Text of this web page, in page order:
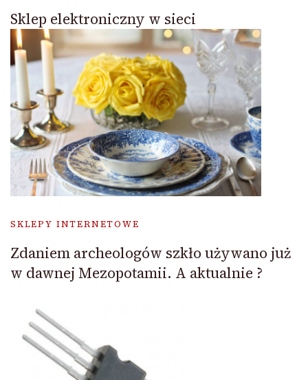
Sklep elektroniczny w sieci
SKLEPY INTERNETOWE
Zdaniem archeologów szkło używano już
w dawnej Mezopotamii. A aktualnie ?